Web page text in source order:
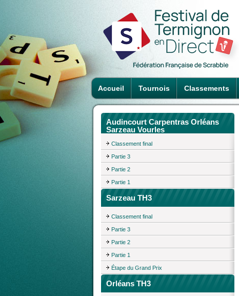
Accueil Tournois Classements
Audincourt Carpentras Orléans
Sarzeau Vourles
Classement final
Partie 3
Partie 2
Partie 1
Sarzeau TH3
Classement final
Partie 3
Partie 2
Partie 1
Étape du Grand Prix
Orléans TH3